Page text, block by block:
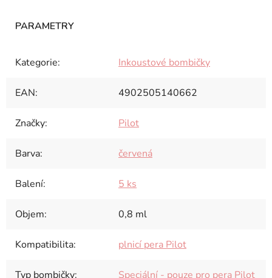
Kategorie: Inkoustové bombičky
EAN: 4902505140662
Značky: Pilot
Barva: červená
Balení: 5 ks
Objem: 0,8 ml
Kompatibilita: plnicí pera Pilot
Typ bombičky: Speciální - pouze pro pera Pilot